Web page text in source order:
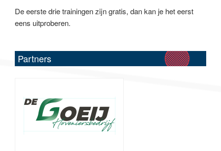
De eerste drie trainingen zijn gratis, dan kan je het eerst
eens uitproberen.
Partners